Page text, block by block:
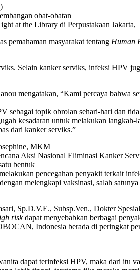
obat-obatan
at the Library di Perpustakaan
pemahaman masyarakat tentang Human
Selain kanker serviks, infeksi HPV
mengatakan, “Kami percaya bahwa
sebagai topik obrolan sehari-hari dan
kesadaran untuk melakukan
dari kanker serviks.”
MKM
Aksi Nasional Eliminasi Kanker
bentuk
pencegahan penyakit terkait
melengkapi vaksinasi, salah
Sp.D.V.E., Subsp.Ven., Dokter
riskdapat menyebabkan berbagai
Indonesia berada di peringkat
dapat terinfeksi HPV, maka dari itu